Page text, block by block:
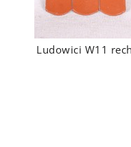
Ludowici W11